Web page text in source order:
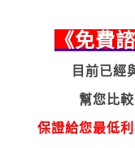
《免費
目前已經
幫您比
保證給您最低